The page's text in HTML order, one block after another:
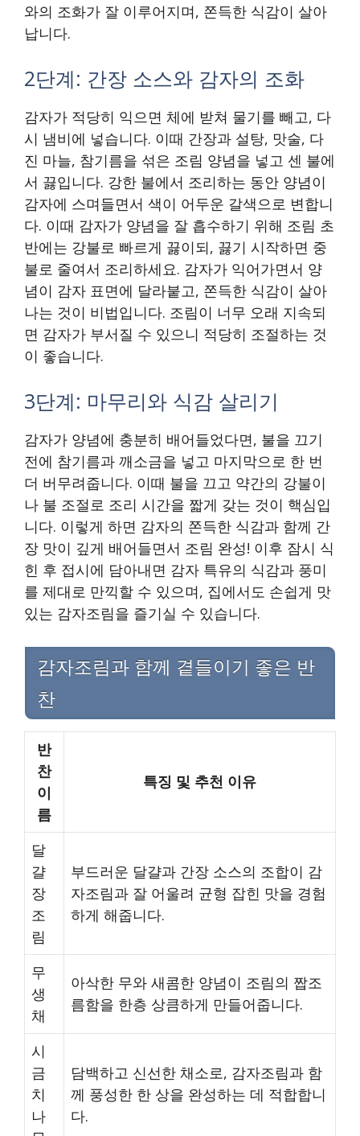
와의 조화가 잘 이루어지며, 쫀득한 식감이 살아
납니다.
2단계: 간장 소스와 감자의 조화
감자가 적당히 익으면 체에 받쳐 물기를 빼고, 다
시 냄비에 넣습니다. 이때 간장과 설탕, 맛술, 다
진 마늘, 참기름을 섞은 조림 양념을 넣고 센 불에
서 끓입니다. 강한 불에서 조리하는 동안 양념이
감자에 스며들면서 색이 어두운 갈색으로 변합니
다. 이때 감자가 양념을 잘 흡수하기 위해 조림 초
반에는 강불로 빠르게 끓이되, 끓기 시작하면 중
불로 줄여서 조리하세요. 감자가 익어가면서 양
념이 감자 표면에 달라붙고, 쫀득한 식감이 살아
나는 것이 비법입니다. 조림이 너무 오래 지속되
면 감자가 부서질 수 있으니 적당히 조절하는 것
이 좋습니다.
3단계: 마무리와 식감 살리기
감자가 양념에 충분히 배어들었다면, 불을 끄기
전에 참기름과 깨소금을 넣고 마지막으로 한 번
더 버무려줍니다. 이때 불을 끄고 약간의 강불이
나 불 조절로 조리 시간을 짧게 갖는 것이 핵심입
니다. 이렇게 하면 감자의 쫀득한 식감과 함께 간
장 맛이 깊게 배어들면서 조림 완성! 이후 잠시 식
힌 후 접시에 담아내면 감자 특유의 식감과 풍미
를 제대로 만끽할 수 있으며, 집에서도 손쉽게 맛
있는 감자조림을 즐기실 수 있습니다.
감자조림과 함께 곁들이기 좋은 반
찬
반
찬
이
름
특징 및 추천 이유
달
걀
장
조
림
부드러운 달걀과 간장 소스의 조합이 감
자조림과 잘 어울려 균형 잡힌 맛을 경험
하게 해줍니다.
무
생
채
아삭한 무와 새콤한 양념이 조림의 짭조
름함을 한층 상큼하게 만들어줍니다.
시
금
치
나
담백하고 신선한 채소로, 감자조림과 함
께 풍성한 한 상을 완성하는 데 적합합니
다.